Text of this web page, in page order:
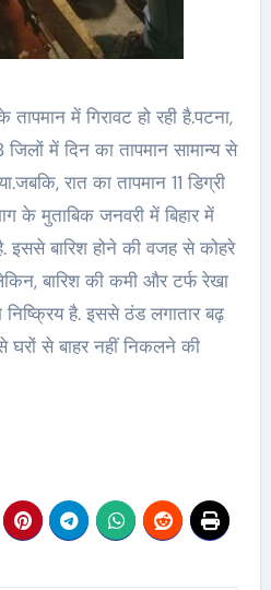
में गिरावट हो रही है.पटना,
जिलों में दिन का तापमान सामान्य से
रात का तापमान 11 डिग्री
के मुताबिक जनवरी में बिहार में
इससे बारिश होने की वजह से कोहरे
बारिश की कमी और टर्फ रेखा
निष्क्रिय है. इससे ठंड लगातार बढ़
घरों से बाहर नहीं निकलने की